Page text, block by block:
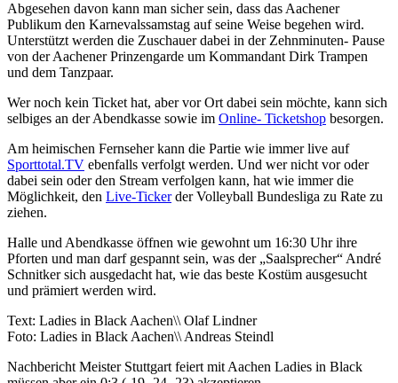
Abgesehen davon kann man sicher sein, dass das Aachener
Publikum den Karnevalssamstag auf seine Weise begehen wird.
Unterstützt werden die Zuschauer dabei in der Zehnminuten- Pause
von der Aachener Prinzengarde um Kommandant Dirk Trampen
und dem Tanzpaar.
Wer noch kein Ticket hat, aber vor Ort dabei sein möchte, kann sich
selbiges an der Abendkasse sowie im Online- Ticketshop besorgen.
Am heimischen Fernseher kann die Partie wie immer live auf
Sporttotal.TV ebenfalls verfolgt werden. Und wer nicht vor oder
dabei sein oder den Stream verfolgen kann, hat wie immer die
Möglichkeit, den Live-Tickerder Volleyball Bundesliga zu Rate zu
ziehen.
Halle und Abendkasse öffnen wie gewohnt um 16:30 Uhr ihre
Pforten und man darf gespannt sein, was der „Saalsprecher“ André
Schnitker sich ausgedacht hat, wie das beste Kostüm ausgesucht
und prämiert werden wird.
Text: Ladies in Black Aachen\\ Olaf Lindner
Foto: Ladies in Black Aachen\\ Andreas Steindl
NachberichtMeister Stuttgart feiert mit Aachen Ladies in Black